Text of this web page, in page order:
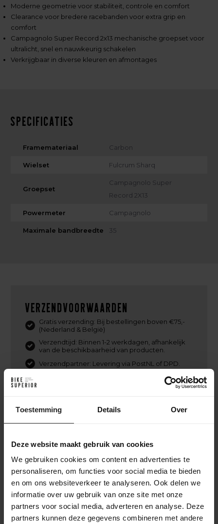
Toestemming Details Over
Deze website maakt gebruik van cookies
We gebruiken cookies om content en advertenties te
personaliseren, om functies voor social media te bieden
en om ons websiteverkeer te analyseren. Ook delen we
informatie over uw gebruik van onze site met onze
partners voor social media, adverteren en analyse. Deze
partners kunnen deze gegevens combineren met andere
Moderne geometrie voor stabiliteit, controle en comfort
Clearance voor bredere racebanden voor extra grip en
comfort
Campagnolo Super Record 2x13 mechanische groepset voor
ultralicht, snel en nauwkeurig schakelen
Verkrijgbaar in diverse kleuren en afmontages
Specificaties
Framemateriaal Carbon
Wielset Fulcrum Sharq
Groepset
Campagnolo Super
Record 2X13
Powermeter Campagnolo
Maximale bandbreedte 35
Verzendvoorwaarden
Gratis verzending: Bij bestellingen boven €75,-
(Nederland & België)
Verzendtijd: Binnen 1-2 werkdagen, afhankelijk
van de beschikbaarheid van producten.
Verzendpartner: Levering via PostNL of DPD.
Tracking: Volg je bestelling met een track &
DPD, UPS of DHL Express)
retourneren binnen 14 dagen, mits in originele
Ik heb besteld. En nu?
Na je online bestelling bij BikeSuperior gaan we
direct aan de slag. We bevestigen je bestelling via e-
mail en beginnen met het verzamelen van de